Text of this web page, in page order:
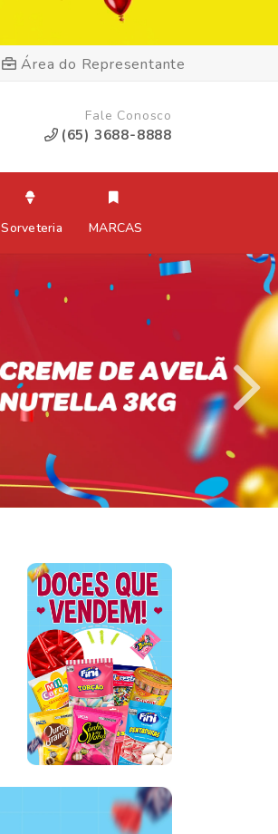
Área do Representante
Fale Conosco
(65) 3688-8888
Sorveteria MARCAS